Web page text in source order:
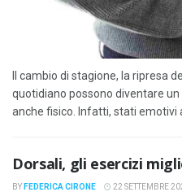
Il cambio di stagione, la ripresa
quotidiano possono diventare
anche fisico. Infatti, stati emotivi
Dorsali, gli esercizi
BY FEDERICA CIRONE 22 SETTEMBRE